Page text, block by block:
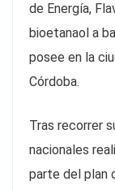
de Energía,
bioetanaol a
posee en la
Córdoba.
Tras recorrer
nacionales
parte del plan